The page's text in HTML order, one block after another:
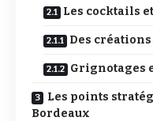
Les cocktails
Des
Grignotages
Les points
Bordeaux